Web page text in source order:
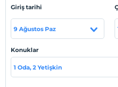
kaplamadır. Tesiste engelli
küçük evcil hayvanlarınızı
etmektedir.
Tesis lokasyon bilgileri
Visse Hotel, Bursa Mudanya
girişinde (Bursa İstikameti)
Giriş tarihi
9 Ağustos Paz
Konuklar
1 Oda, 2 Yetişkin